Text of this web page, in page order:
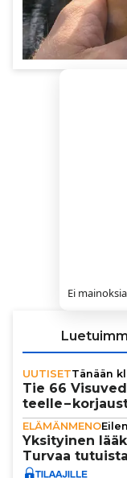
Ei mainoksia
UUTISETTänään
Tie 66
teelle –
ELÄMÄNMENO
Yksi­tyi­nen
Turvaa